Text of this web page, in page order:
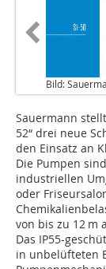
Bild:
Sauermann
52“ drei neue
den Einsatz an
Die Pumpen
industriellen
oder
von bis zu 12 m
Das IP55-
in unbelüfteten